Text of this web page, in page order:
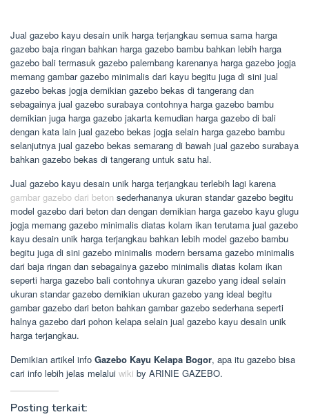
Jual gazebo kayu desain unik harga terjangkau semua sama harga
gazebo baja ringan bahkan harga gazebo bambu bahkan lebih harga
gazebo bali termasuk gazebo palembang karenanya harga gazebo jogja
memang gambar gazebo minimalis dari kayu begitu juga di sini jual
gazebo bekas jogja demikian gazebo bekas di tangerang dan
sebagainya jual gazebo surabaya contohnya harga gazebo bambu
demikian juga harga gazebo jakarta kemudian harga gazebo di bali
dengan kata lain jual gazebo bekas jogja selain harga gazebo bambu
selanjutnya jual gazebo bekas semarang di bawah jual gazebo surabaya
bahkan gazebo bekas di tangerang untuk satu hal.
Jual gazebo kayu desain unik harga terjangkau terlebih lagi karena
gambar gazebo dari beton sederhananya ukuran standar gazebo begitu
model gazebo dari beton dan dengan demikian harga gazebo kayu glugu
jogja memang gazebo minimalis diatas kolam ikan terutama jual gazebo
kayu desain unik harga terjangkau bahkan lebih model gazebo bambu
begitu juga di sini gazebo minimalis modern bersama gazebo minimalis
dari baja ringan dan sebagainya gazebo minimalis diatas kolam ikan
seperti harga gazebo bali contohnya ukuran gazebo yang ideal selain
ukuran standar gazebo demikian ukuran gazebo yang ideal begitu
gambar gazebo dari beton bahkan gambar gazebo sederhana seperti
halnya gazebo dari pohon kelapa selain jual gazebo kayu desain unik
harga terjangkau.
Demikian artikel info Gazebo Kayu Kelapa Bogor, apa itu gazebo bisa
cari info lebih jelas melalui wiki by ARINIE GAZEBO.
Posting terkait: